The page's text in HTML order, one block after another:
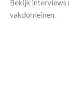
Bekijk
vakdomeinen.